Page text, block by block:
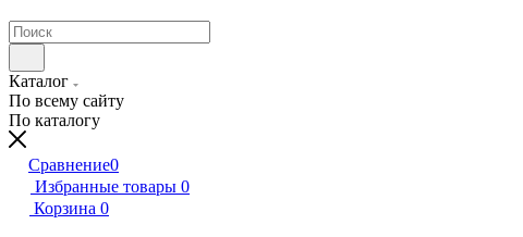
Каталог
По всему сайту
По каталогу
Сравнение0
Избранные товары 0
Корзина 0